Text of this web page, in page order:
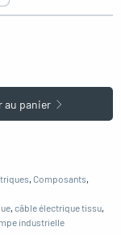
au panier
, Composants,
, câble électrique tissu,
industrielle